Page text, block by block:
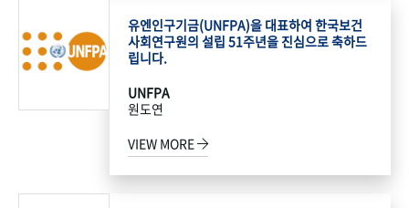
유엔인구기금(UNFPA)을 대표하여 한국보건
사회연구원의 설립 51주년을 진심으로 축하드
립니다.
UNFPA
원도연
VIEW MORE